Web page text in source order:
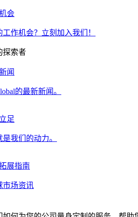
会
作机会？立刻加入我们！
探索者
闻
的最新新闻。
足
我们的动力。
展指南
市场资讯